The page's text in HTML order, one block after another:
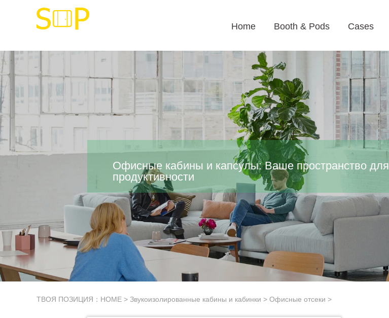
Home Booth & Pods Cases
Офисные кабины и капсулы: Ваше пространство для
продуктивности
ТВОЯ ПОЗИЦИЯ： HOME > Звукоизолированные кабины и кабинки > Офисные отсеки >